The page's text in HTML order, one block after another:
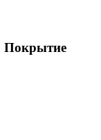
Покрытие